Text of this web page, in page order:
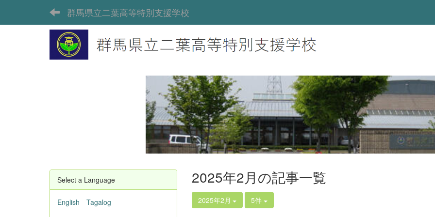
群馬県立二葉高等特別支援学校
2025年2月の記事一覧
2025年2月 5件
Select a Language
English Tagalog